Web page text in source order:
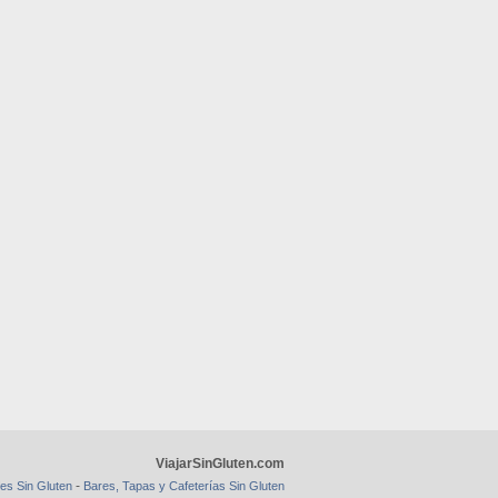
ViajarSinGluten.com
Sin Gluten - Bares, Tapas y Cafeterías Sin Gluten